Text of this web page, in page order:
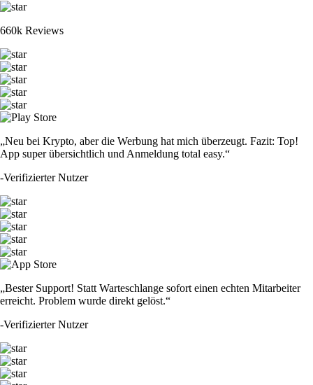
660k Reviews
„Neu bei Krypto, aber die Werbung hat mich überzeugt. Fazit: Top!
App super übersichtlich und Anmeldung total easy.“
-Verifizierter Nutzer
„Bester Support! Statt Warteschlange sofort einen echten Mitarbeiter
erreicht. Problem wurde direkt gelöst.“
-Verifizierter Nutzer